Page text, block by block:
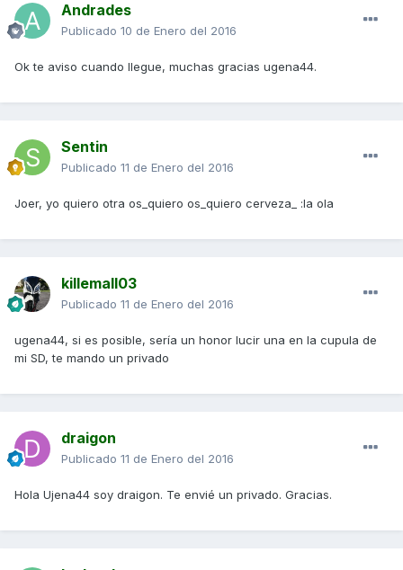
Andrades
Publicado 10 de Enero del 2016
Ok te aviso cuando llegue, muchas gracias ugena44.
Sentin
Publicado 11 de Enero del 2016
Joer, yo quiero otra os_quiero os_quiero cerveza_ :la ola
killemall03
Publicado 11 de Enero del 2016
ugena44, si es posible, sería un honor lucir una en la cupula de
mi SD, te mando un privado
draigon
Publicado 11 de Enero del 2016
Hola Ujena44 soy draigon. Te envié un privado. Gracias.